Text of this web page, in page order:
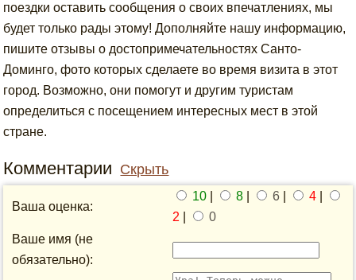
поездки оставить сообщения о своих впечатлениях, мы
будет только рады этому! Дополняйте нашу информацию,
пишите отзывы о достопримечательностях Санто-
Доминго, фото которых сделаете во время визита в этот
город. Возможно, они помогут и другим туристам
определиться с посещением интересных мест в этой
стране.
Комментарии Скрыть
Ваша оценка:
10 8 6 4
2
0
Ваше имя (не
обязательно):